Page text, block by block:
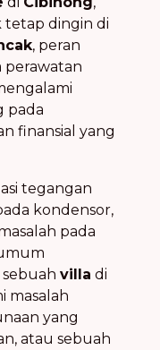
tetap dingin di
, peran
perawatan
pada
finansial yang
tegangan
kondensor,
pada
sebuah villa di
masalah
yang
atau sebuah